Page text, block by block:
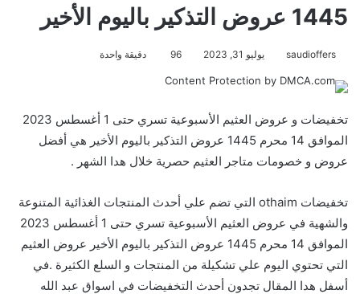
1445 عروض التذكير باليوم الأخير
saudioffers يوليو 31, 2023 96 دقيقة واحدة
تخفيضات و عروض العثيم الأسبوعية تسري حتى 1 أغسطس 2023
الموافق 14 محرم 1445 عروض التذكير باليوم الأخير هي أفضل
عروض و خصومات متاجر العثيم حصرية خلال هدا الشهر .
تخفيضات othaim التي تضم علي أحدث المنتجات الغذائية المتنوعة
والشهية في عروض العثيم الأسبوعية تسري حتى 1 أغسطس 2023
الموافق 14 محرم 1445 عروض التذكير باليوم الأخير عروض العثيم
التي تحتوي اليوم علي تشكيلة من المنتجات و السلع الكثيرة .في
أسفل هدا المقال تجدون أحدث التخفيضات في اسواق عبد الله